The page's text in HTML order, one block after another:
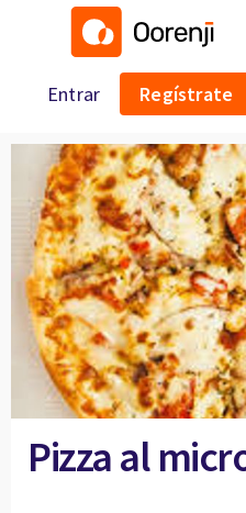
Entrar Regístrate
Pizza al